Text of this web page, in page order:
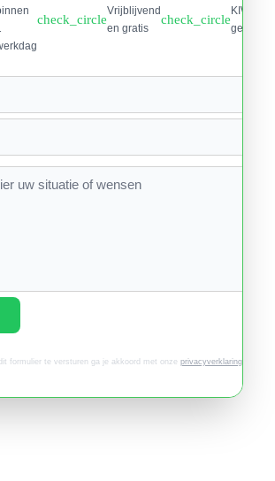
check_circle
Vrijblijvend
en gratis
check_circle
KIWA
formulier te versturen ga je akkoord met onze privacyverklaring.